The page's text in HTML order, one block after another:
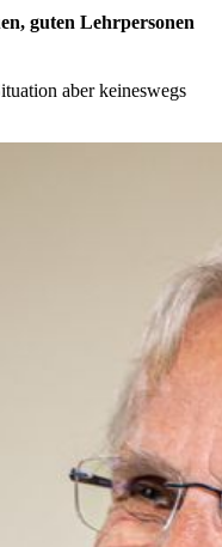
guten Lehrpersonen
aber keineswegs